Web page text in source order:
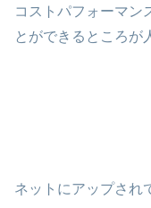
コストパフォーマン
とができるところが
ネットにアップさ